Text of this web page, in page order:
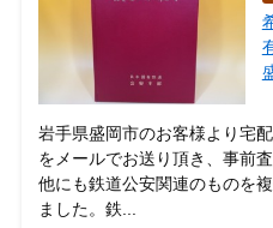
岩手県盛岡市のお客様より宅
をメールでお送り頂き、事前
他にも鉄道公安関連のものを
ました。鉄...